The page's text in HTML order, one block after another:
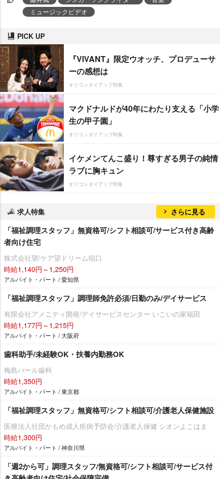
ミュージックビデオ
PICK UP
『VIVANT』限定ウオッチ、プロデューサ
ーの感想は
オリコンタイアップ特集
マクドナルドが40年にわたり支える「小学
生の甲子園」
オリコンタイアップ特集
イケメンてんこ盛り！尊すぎる男子の純情
ラブに胸キュン
オリコンタイアップ特集
求人特集 さらに見る
「福祉調理スタッフ」無資格可/シフト相談可/サービス付き高齢
者向け住宅
株式会社望/ケア望ドリーム稲口
時給1,140円～1,250円
アルバイト・パート / 愛知県
「福祉調理スタッフ」調理師免許必須/日勤のみ/デイサービス
有限会社アメニティ開発/デイサービスセンター いこいの家福田
時給1,177円～1,215円
アルバイト・パート / 大阪府
歯科助手/未経験OK・扶養内勤務OK
梅島パール歯科
時給1,350円
アルバイト・パート / 東京都
「福祉調理スタッフ」無資格可/シフト相談可/介護老人保健施設
医療法人社団かもめ成人疾病予防会/介護老人保健 シオンよこはま
時給1,300円
アルバイト・パート / 神奈川県
「週2から可」調理スタッフ/無資格可/シフト相談可/サービス付